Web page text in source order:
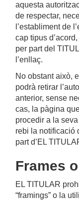
aquesta
de respectar,
l’establiment de
cap tipus
per part del
l’enllaç.
No obstant això,
podrà retirar
anterior, sense
cas, la pàgina
procedir a la
rebi la notificació
part d’EL
Frames
EL TITULAR
“framings” o la